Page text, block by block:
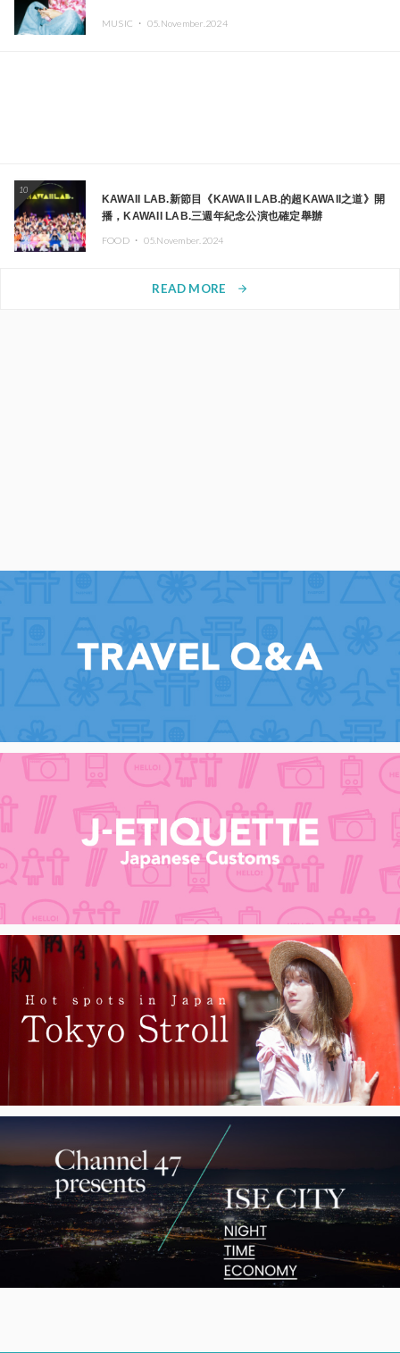
MUSIC ・ 05.November.2024
10
KAWAII LAB.新節目《KAWAII LAB.的超KAWAII之道》開
播，KAWAII LAB.三週年紀念公演也確定舉辦
FOOD ・ 05.November.2024
READ MORE arrow_forward